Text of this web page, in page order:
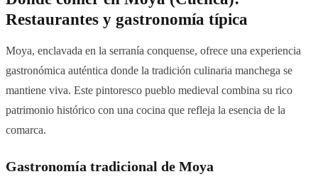
Restaurantes y gastronomía típica
Moya, enclavada en la serranía conquense, ofrece una experiencia
gastronómica auténtica donde la tradición culinaria manchega se
mantiene viva. Este pintoresco pueblo medieval combina su rico
patrimonio histórico con una cocina que refleja la esencia de la
comarca.
Gastronomía tradicional de Moya